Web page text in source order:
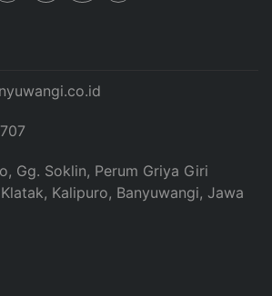
Gg. Soklin, Perum Griya Giri
Kalipuro, Banyuwangi, Jawa